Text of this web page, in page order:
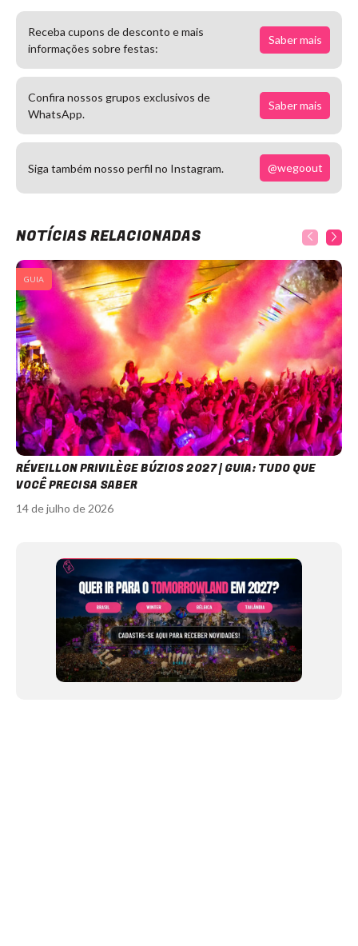
Receba cupons de desconto e mais
informações sobre festas:
Saber mais
Confira nossos grupos exclusivos de
WhatsApp.
Saber mais
Siga também nosso perfil no Instagram. @wegoout
NOTÍCIAS RELACIONADAS
GUIA
RÉVEILLON PRIVILÈGE BÚZIOS 2027 | GUIA: TUDO QUE
VOCÊ PRECISA SABER
14 de julho de 2026